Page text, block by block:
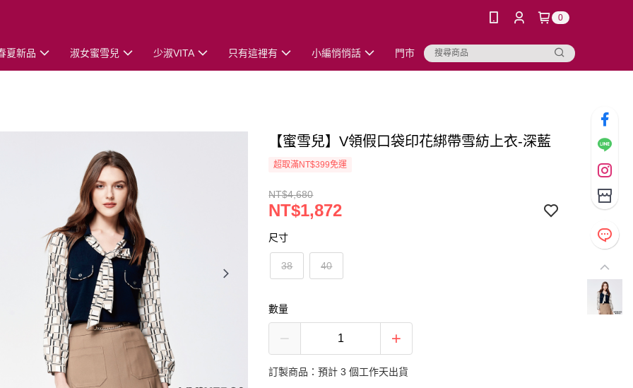
0
夏新品 淑女蜜雪兒 少淑VITA 只有這裡有 小編悄悄話 門市
【蜜雪兒】V領假口袋印花綁帶雪紡上衣-深藍
超取滿NT$399免運
NT$4,680
NT$1,872
尺寸
38 40
數量
訂製商品：預計 3 個工作天出貨